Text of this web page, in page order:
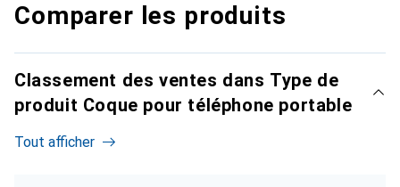
Comparer les produits
Classement des ventes dans Type de
produit Coque pour téléphone portable
Tout afficher